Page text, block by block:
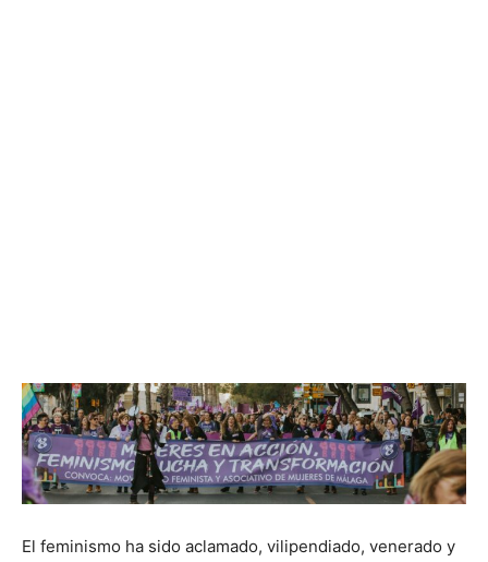
El feminismo ha sido aclamado, vilipendiado, venerado y